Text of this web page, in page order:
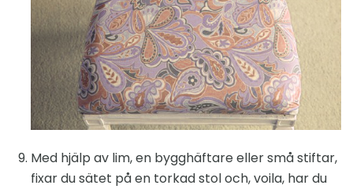
Med hjälp av lim, en bygghäftare eller små stiftar,
fixar du sätet på en torkad stol och, voila, har du